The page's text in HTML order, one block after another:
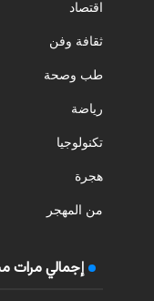
اقتصاد
ثقافة وفن
طب وصحة
رياضة
تكنولوجيا
هجرة
من المهجر
إجمالي مرات